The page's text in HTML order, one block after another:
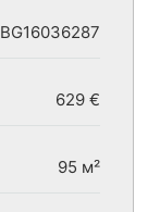
BG16036287
629 €
95 м²